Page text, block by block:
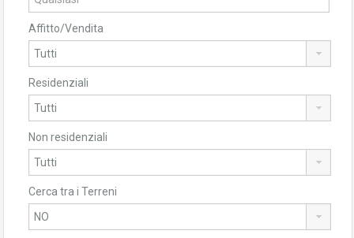
Affitto/Vendita
Residenziali
Non residenziali
Cerca tra i Terreni